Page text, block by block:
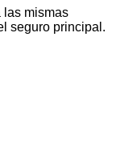
las mismas
seguro principal.